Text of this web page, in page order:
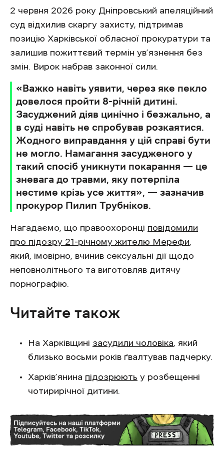
2 червня 2026 року Дніпровський апеляційний
суд відхилив скаргу захисту, підтримав
позицію Харківської обласної прокуратури та
залишив пожиттєвий термін ув’язнення без
змін. Вирок набрав законної сили.
«Важко навіть уявити, через яке пекло
довелося пройти 8-річній дитині.
Засуджений діяв цинічно і безжально, а
в суді навіть не спробував розкаятися.
Жодного виправдання у цій справі бути
не могло. Намагання засудженого у
такий спосіб уникнути покарання — це
зневага до травми, яку потерпіла
нестиме крізь усе життя», — зазначив
прокурор Пилип Трубніков.
Нагадаємо, що правоохоронці повідомили
про підозру 21-річному жителю Мерефи,
який, імовірно, вчинив сексуальні дії щодо
неповнолітнього та виготовляв дитячу
порнографію.
Читайте також
На Харківщині засудили чоловіка, який
близько восьми років ґвалтував падчерку.
Харків’янина підозрюють у розбещенні
чотирирічної дитини.